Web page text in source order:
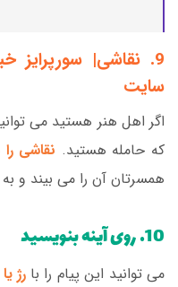
9. نقاشی| سورپرایز
سایت
اگر اهل هنر هستید می
که حامله هستید. نقاشی
همسرتان آن را می بیند و
10. روی آینه بنویسید
می توانید این پیام را با رژ